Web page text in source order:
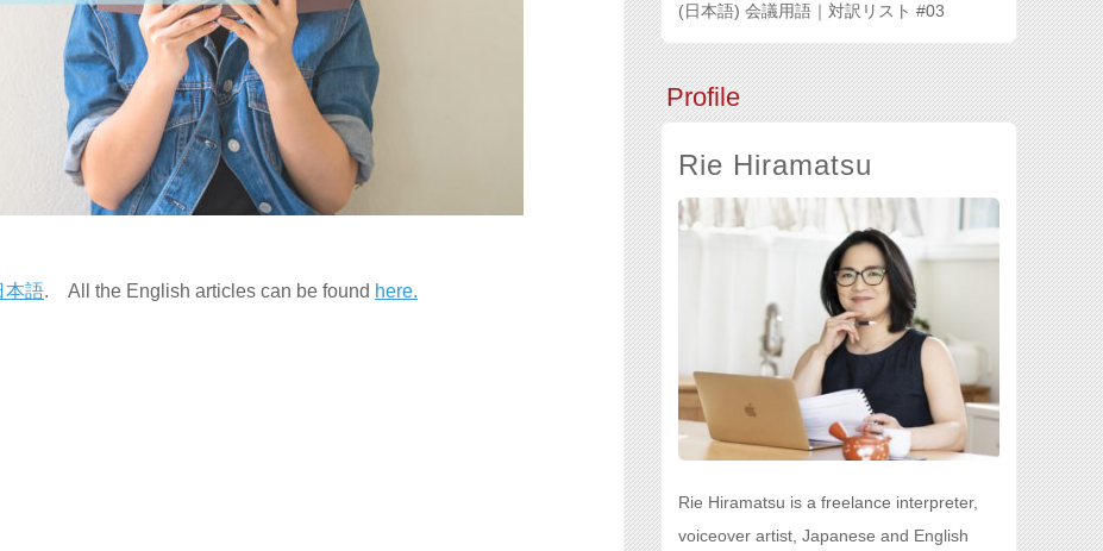
本語. All the English articles can be found here.
(日本語) 会議用語｜対訳リスト #03
Profile
Rie Hiramatsu
Rie Hiramatsu is a freelance interpreter,
voiceover artist, Japanese and English